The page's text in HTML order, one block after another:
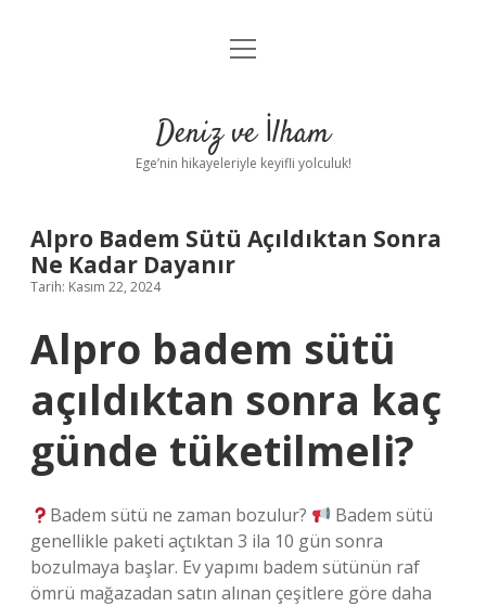
Anasayfa
Yasal Uyarı
menüyü
Deniz ve İlham
Ege’nin hikayeleriyle keyifli yolculuk!
Alpro Badem Sütü Açıldıktan Sonra
Ne Kadar Dayanır
Tarih: Kasım 22, 2024
Alpro badem sütü
açıldıktan sonra kaç
günde tüketilmeli?
Badem sütü ne zaman bozulur?
Badem sütü
genellikle paketi açtıktan 3 ila 10 gün sonra
bozulmaya başlar. Ev yapımı badem sütünün raf
ömrü mağazadan satın alınan çeşitlere göre daha